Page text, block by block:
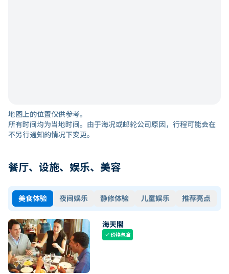
地图上的位置仅供参考。
所有时间均为当地时间。由于海况或邮轮公司原因，行程可能会在
不另行通知的情况下变更。
餐厅、设施、娱乐、美容
美食体验 夜间娱乐 静修体验 儿童娱乐 推荐亮点
海天閣
check价格包含